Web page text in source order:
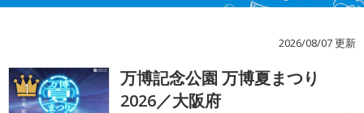
2026/08/07 更新
1
万博記念公園 万博夏まつり
2026／大阪府